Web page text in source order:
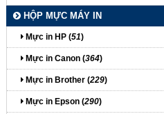
HỘP MỰC MÁY IN
Mực in HP (51)
Mực in Canon (364)
Mực in Brother (229)
Mực in Epson (290)